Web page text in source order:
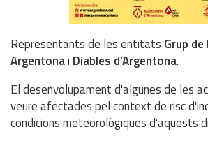
Representants de les entitats Grup
Argentonai Diables d'Argentona.
El desenvolupament d'algunes de les
veure afectades pel context de risc
condicions meteorològiques d'aquests